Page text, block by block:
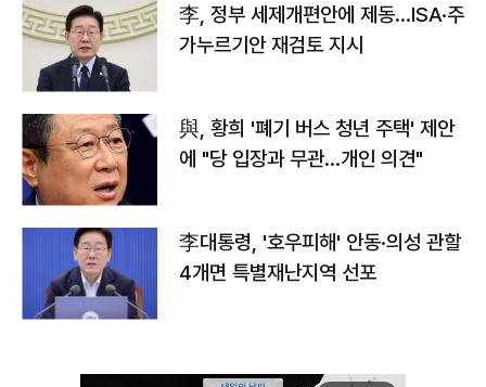
李, 정부 세제개편안에 제동…ISA·주
가누르기안 재검토 지시
與, 황희 '폐기 버스 청년 주택' 제안
에 "당 입장과 무관…개인 의견"
李대통령, '호우피해' 안동·의성 관할
4개면 특별재난지역 선포